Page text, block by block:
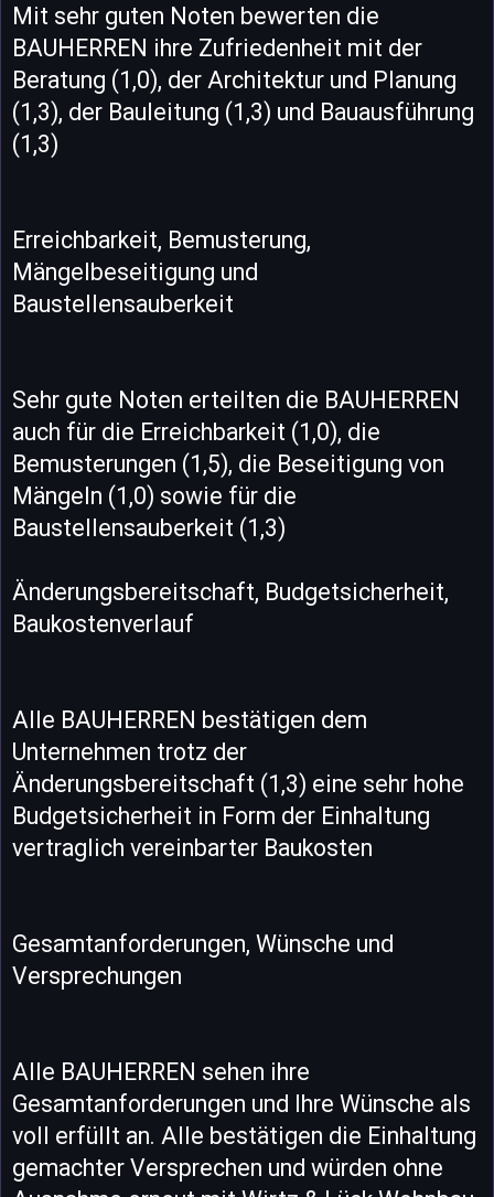
Mit sehr guten Noten bewerten die
BAUHERREN ihre Zufriedenheit mit der
Beratung (1,0), der Architektur und Planung
(1,3), der Bauleitung (1,3) und Bauausführung
(1,3)
Erreichbarkeit, Bemusterung,
Mängelbeseitigung und
Baustellensauberkeit
Sehr gute Noten erteilten die BAUHERREN
auch für die Erreichbarkeit (1,0), die
Bemusterungen (1,5), die Beseitigung von
Mängeln (1,0) sowie für die
Baustellensauberkeit (1,3)
Änderungsbereitschaft, Budgetsicherheit,
Baukostenverlauf
Alle BAUHERREN bestätigen dem
Unternehmen trotz der
Änderungsbereitschaft (1,3) eine sehr hohe
Budgetsicherheit in Form der Einhaltung
vertraglich vereinbarter Baukosten
Gesamtanforderungen, Wünsche und
Versprechungen
Alle BAUHERREN sehen ihre
Gesamtanforderungen und Ihre Wünsche als
voll erfüllt an. Alle bestätigen die Einhaltung
gemachter Versprechen und würden ohne